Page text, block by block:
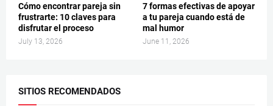
Cómo encontrar pareja sin
frustrarte: 10 claves para
disfrutar el proceso
July 13, 2026
7 formas efectivas de apoyar
a tu pareja cuando está de
mal humor
June 11, 2026
SITIOS RECOMENDADOS